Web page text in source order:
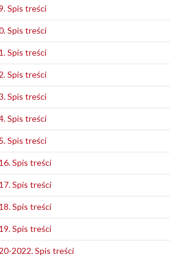
Spis treści
Spis treści
Spis treści
Spis treści
Spis treści
Spis treści
Spis treści
Spis treści
Spis treści
Spis treści
Spis treści
2022. Spis treści